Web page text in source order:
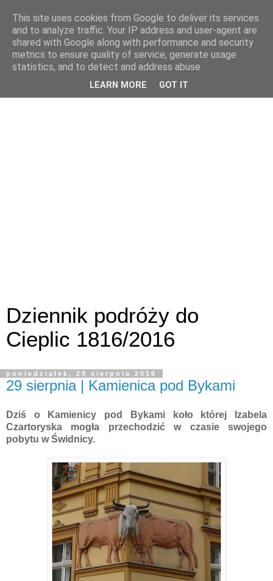
Dziennik podróży do
Cieplic 1816/2016
poniedziałek, 29 sierpnia 2016
29 sierpnia | Kamienica pod Bykami
Dziś o Kamienicy pod Bykami koło której Izabela
Czartoryska mogła przechodzić w czasie swojego
pobytu w Świdnicy.
This site uses cookies from Google to deliver its services
and to analyze traffic. Your IP address and user-agent are
shared with Google along with performance and security
metrics to ensure quality of service, generate usage
statistics, and to detect and address abuse.
LEARN MORE GOT IT